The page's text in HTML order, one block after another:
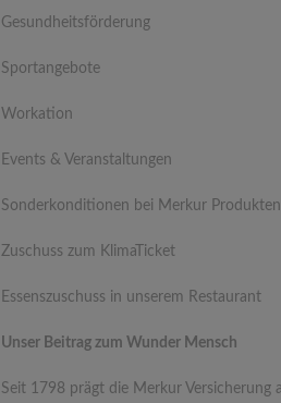
Gesundheitsförderung
Sportangebote
Workation
Events & Veranstaltungen
Sonderkonditionen bei Merkur Produkten
Zuschuss zum KlimaTicket
Essenszuschuss in unserem Restaurant
Unser Beitrag zum Wunder Mensch
Seit 1798 prägt die Merkur Versicherung